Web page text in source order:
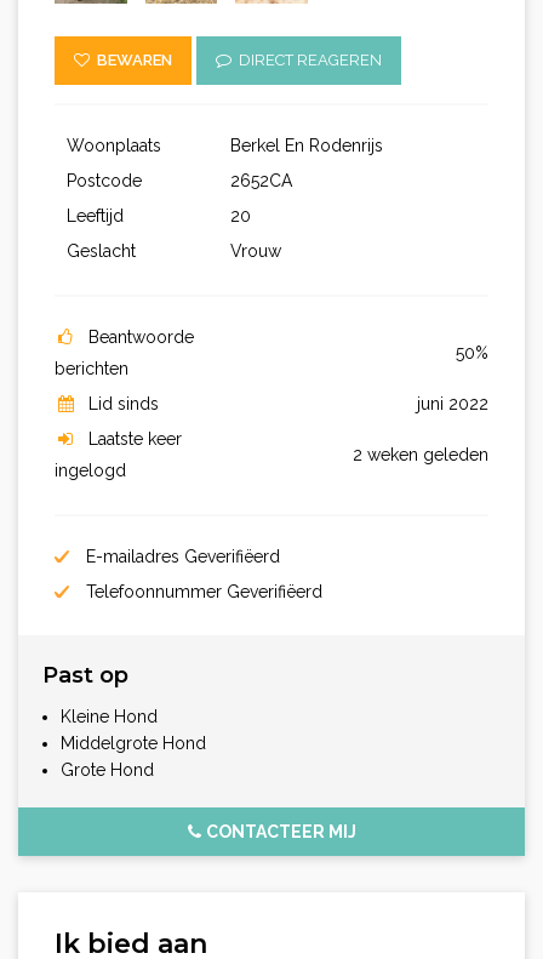
BEWAREN DIRECT REAGEREN
Woonplaats
Berkel En Rodenrijs
Postcode
2652CA
Leeftijd
20
Geslacht
Vrouw
Beantwoorde
berichten
50%
Lid sinds
juni 2022
Laatste keer
ingelogd
2 weken geleden
E-mailadres Geverifiëerd
Telefoonnummer Geverifiëerd
Past op
Kleine Hond
Middelgrote Hond
Grote Hond
CONTACTEER MIJ
Ik bied aan